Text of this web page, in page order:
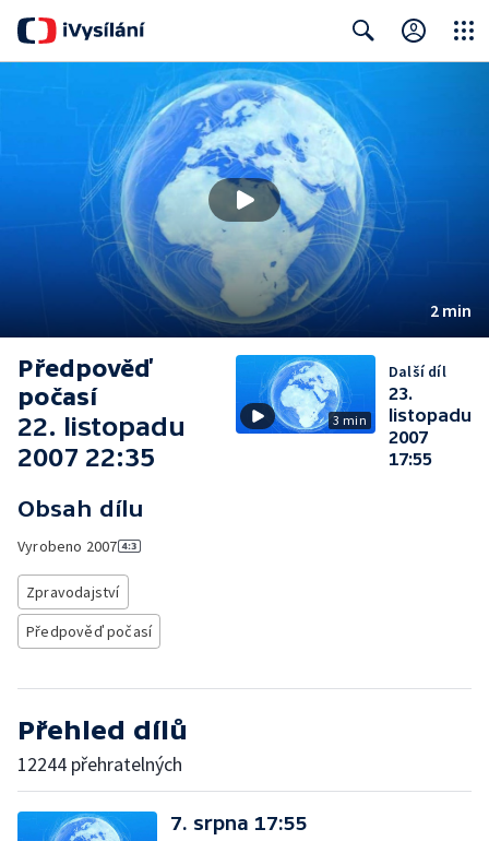
2 min
Předpověď
počasí
22. listopadu
2007 22:35
Obsah dílu
Vyrobeno 2007
Zpravodajství
Předpověď počasí
3 min
Další díl
23.
listopadu
2007
17:55
Přehled dílů
12244 přehratelných
7. srpna 17:55